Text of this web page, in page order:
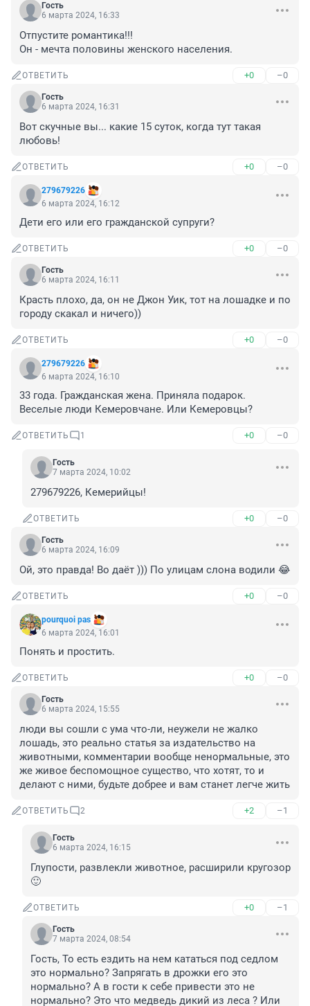
Гость
6 марта 2024, 16:33
Отпустите романтика!!!
Он - мечта половины женского населения.
ОТВЕТИТЬ +0 –0
Гость
6 марта 2024, 16:31
Вот скучные вы... какие 15 суток, когда тут такая
любовь!
ОТВЕТИТЬ +0 –0
279679226
6 марта 2024, 16:12
Дети его или его гражданской супруги?
ОТВЕТИТЬ +0 –0
Гость
6 марта 2024, 16:11
Красть плохо, да, он не Джон Уик, тот на лошадке и по
городу скакал и ничего))
ОТВЕТИТЬ +0 –0
279679226
6 марта 2024, 16:10
33 года. Гражданская жена. Приняла подарок.
Веселые люди Кемеровчане. Или Кемеровцы?
ОТВЕТИТЬ 1 +0 –0
Гость
7 марта 2024, 10:02
279679226, Кемерийцы!
ОТВЕТИТЬ +0 –0
Гость
6 марта 2024, 16:09
Ой, это правда! Во даёт ))) По улицам слона водили 😂
ОТВЕТИТЬ +0 –0
pourquoi pas
6 марта 2024, 16:01
Понять и простить.
ОТВЕТИТЬ +0 –0
Гость
6 марта 2024, 15:55
люди вы сошли с ума что-ли, неужели не жалко
лошадь, это реально статья за издательство на
животными, комментарии вообще ненормальные, это
же живое беспомощное существо, что хотят, то и
делают с ними, будьте добрее и вам станет легче жить
ОТВЕТИТЬ 2 +2 –1
Гость
6 марта 2024, 16:15
Глупости, развлекли животное, расширили кругозор
🙂
ОТВЕТИТЬ +0 –1
Гость
7 марта 2024, 08:54
Гость, То есть ездить на нем кататься под седлом
это нормально? Запрягать в дрожки его это
нормально? А в гости к себе привести это не
нормально? Это что медведь дикий из леса ? Или